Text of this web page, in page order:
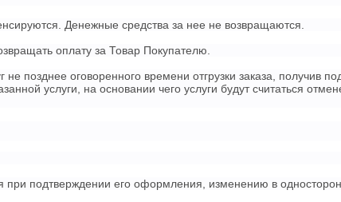
Денежные средства за нее не возвращаются.
оплату за Товар Покупателю.
позднее оговоренного времени отгрузки заказа, получив
услуги, на основании чего услуги будут считаться
подтверждении его оформления, изменению в